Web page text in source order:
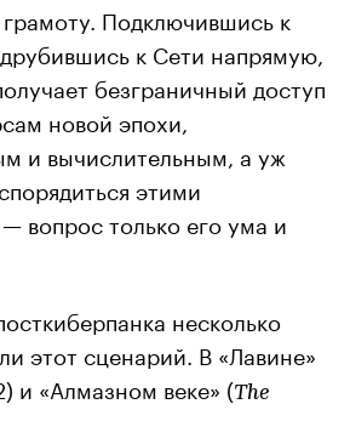
Подключившись к
к Сети напрямую,
безграничный доступ
новой эпохи,
и вычислительным, а уж
этими
вопрос только его ума и
несколько
этот сценарий. В «Лавине»
и «Алмазном веке» (The